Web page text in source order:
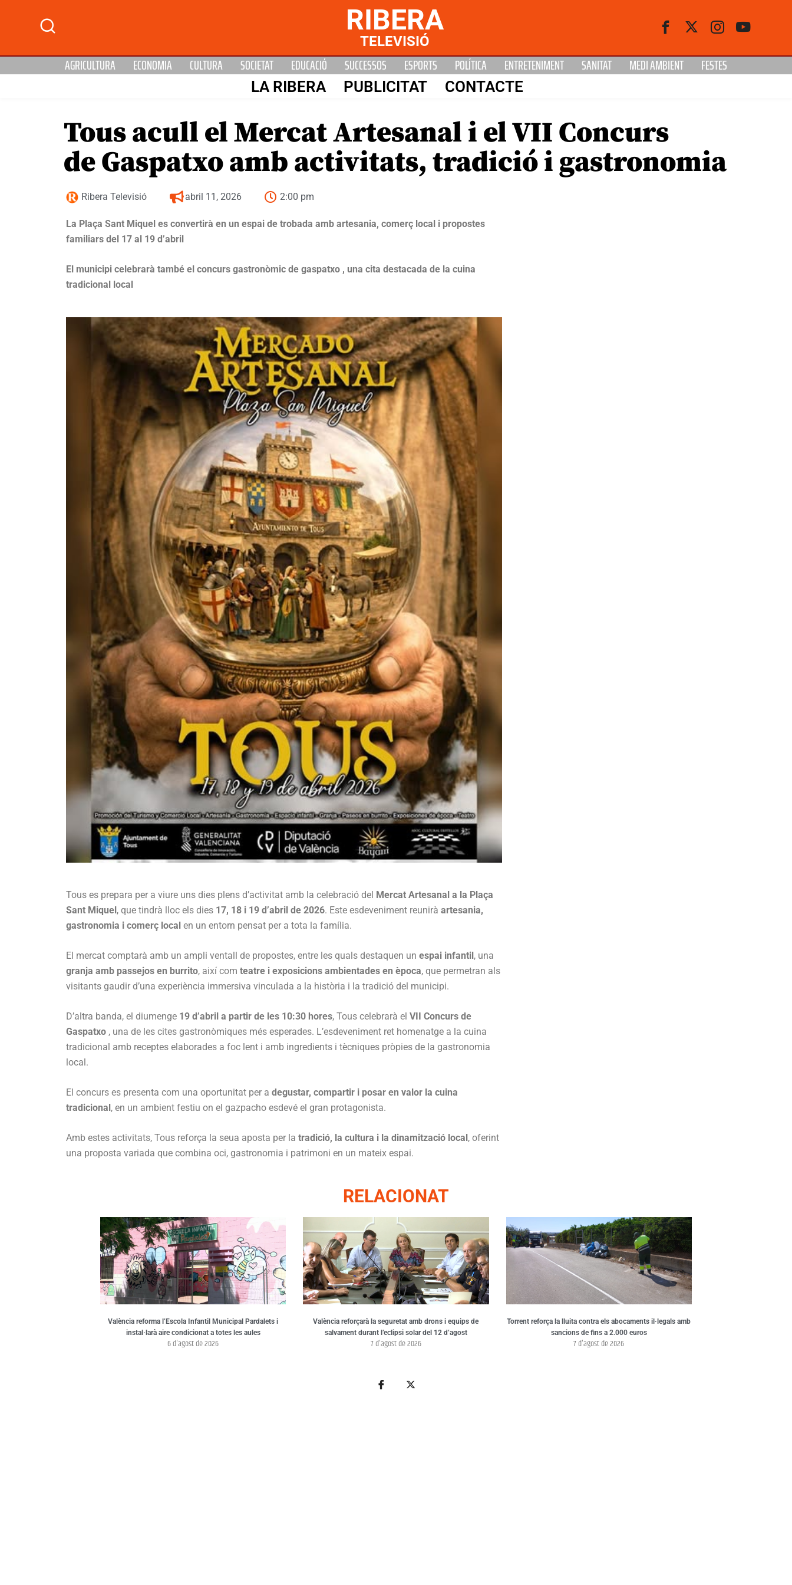
RIBERA
TELEVISIÓ
AGRICULTURA ECONOMIA CULTURA SOCIETAT EDUCACIÓ SUCCESSOS ESPORTS POLÍTICA ENTRETENIMENT SANITAT MEDI AMBIENT FESTES
LA RIBERA PUBLICITAT CONTACTE
Tous acull el Mercat Artesanal i el VII Concurs
de Gaspatxo amb activitats, tradició i gastronomia
Ribera Televisió abril 11, 2026 2:00 pm
La Plaça Sant Miquel es convertirà en un espai de trobada amb artesania, comerç local i propostes
familiars del 17 al 19 d’abril
El municipi celebrarà també el concurs gastronòmic de gaspatxo , una cita destacada de la cuina
tradicional local
Tous es prepara per a viure uns dies plens d’activitat amb la celebració del Mercat Artesanal a la Plaça
Sant Miquel, que tindrà lloc els dies 17, 18 i 19 d’abril de 2026. Este esdeveniment reunirà artesania,
gastronomia i comerç local en un entorn pensat per a tota la família.
El mercat comptarà amb un ampli ventall de propostes, entre les quals destaquen un espai infantil, una
granja amb passejos en burrito, així com teatre i exposicions ambientades en època, que permetran als
visitants gaudir d’una experiència immersiva vinculada a la història i la tradició del municipi.
D’altra banda, el diumenge 19 d’abril a partir de les 10:30 hores, Tous celebrarà el VII Concurs de
Gaspatxo , una de les cites gastronòmiques més esperades. L’esdeveniment ret homenatge a la cuina
tradicional amb receptes elaborades a foc lent i amb ingredients i tècniques pròpies de la gastronomia
local.
El concurs es presenta com una oportunitat per a degustar, compartir i posar en valor la cuina
tradicional, en un ambient festiu on el gazpacho esdevé el gran protagonista.
Amb estes activitats, Tous reforça la seua aposta per la tradició, la cultura i la dinamització local, oferint
una proposta variada que combina oci, gastronomia i patrimoni en un mateix espai.
RELACIONAT
València reforma l’Escola Infantil Municipal Pardalets i
instal·larà aire condicionat a totes les aules
6 d'agost de 2026
València reforçarà la seguretat amb drons i equips de
salvament durant l’eclipsi solar del 12 d’agost
7 d'agost de 2026
Torrent reforça la lluita contra els abocaments il·legals amb
sancions de fins a 2.000 euros
7 d'agost de 2026